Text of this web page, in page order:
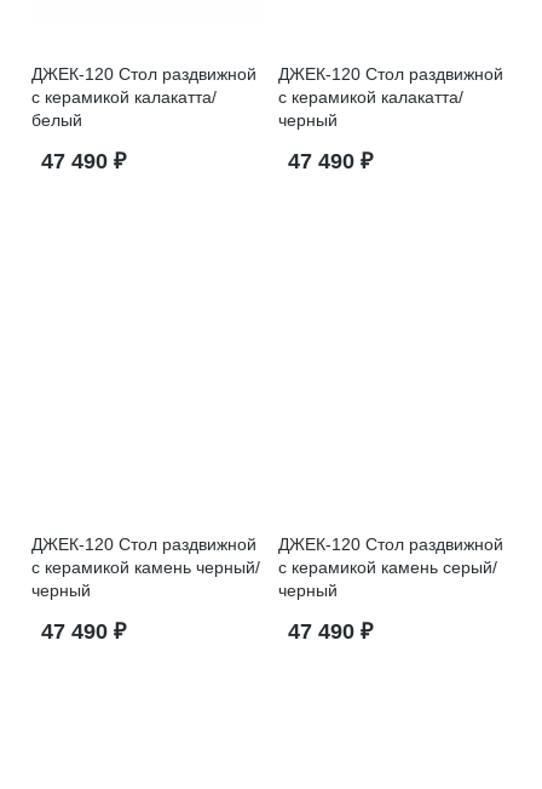
ДЖЕК-120 Стол раздвижной
с керамикой калакатта/
белый
47 490 ₽
ДЖЕК-120 Стол раздвижной
с керамикой калакатта/
черный
47 490 ₽
ДЖЕК-120 Стол раздвижной
с керамикой камень черный/
черный
47 490 ₽
ДЖЕК-120 Стол раздвижной
с керамикой камень серый/
черный
47 490 ₽